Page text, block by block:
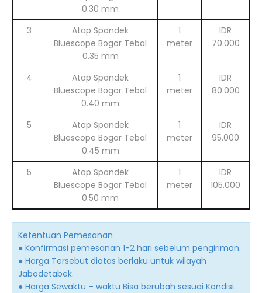
0.30 mm
3
Atap Spandek
Bluescope Bogor Tebal
0.35 mm
1
meter
IDR
70.000
4
Atap Spandek
Bluescope Bogor Tebal
0.40 mm
1
meter
IDR
80.000
5
Atap Spandek
Bluescope Bogor Tebal
0.45 mm
1
meter
IDR
95.000
5
Atap Spandek
Bluescope Bogor Tebal
0.50 mm
1
meter
IDR
105.000
Ketentuan Pemesanan
● Konfirmasi pemesanan 1-2 hari sebelum pengiriman.
● Harga Tersebut diatas berlaku untuk wilayah
Jabodetabek.
● Harga Sewaktu – waktu Bisa berubah sesuai Kondisi.